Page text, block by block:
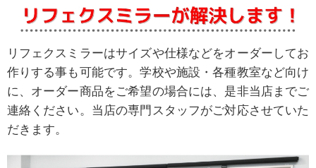
リフェクスミラーはサイズや仕様などをオーダーしてお
作りする事も可能です。学校や施設・各種教室など向け
に、オーダー商品をご希望の場合には、是非当店までご
連絡ください。当店の専門スタッフがご対応させていた
だきます。